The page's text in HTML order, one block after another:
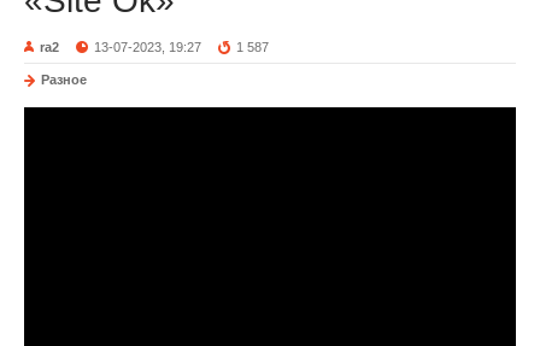
ra2 13-07-2023, 19:27 1 587
Разное